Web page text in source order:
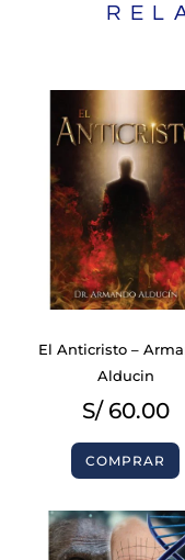
El Anticristo –
Alducin
S/60.00
COMPRAR